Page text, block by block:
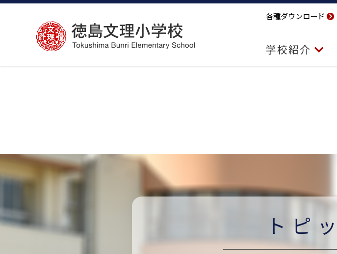
コ
ッ
プ
各種ダウンロード
学校紹介
トピ